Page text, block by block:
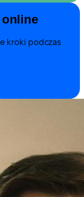
online
kroki podczas